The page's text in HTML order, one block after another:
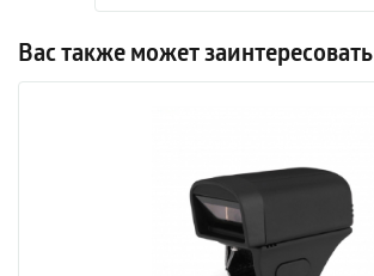
Вас также может заинтересовать